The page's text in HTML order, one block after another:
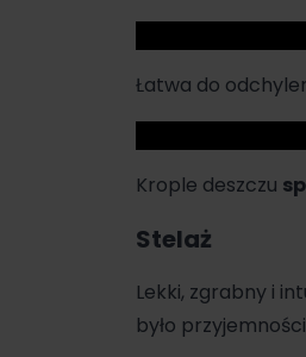
Łatwa do
Krople deszczu
Stelaż
Lekki, zgrabny i
było